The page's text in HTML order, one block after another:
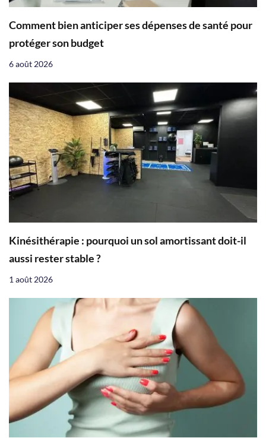
Comment bien anticiper ses dépenses de santé pour
protéger son budget
6 août 2026
Kinésithérapie : pourquoi un sol amortissant doit-il
aussi rester stable ?
1 août 2026